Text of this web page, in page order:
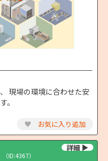
現場の環境に合わせた安
。
♥ お気に入り追加
（ID:4367）